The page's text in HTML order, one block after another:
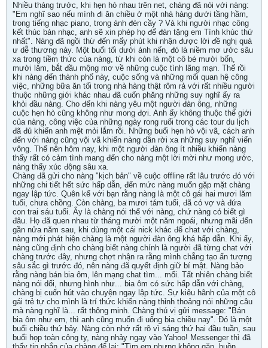
Nhiều tháng trước, khi hẹn hò nhau trên net, chàng đã nói với nàng:
"Em nghĩ sao nếu mình đi ăn chiều ở một nhà hàng dưới tầng hầm,
trong tiếng nhạc piano, trong ánh đèn cầy ? Và khi người nhạc công
kết thúc bản nhạc, anh sẽ xin phép họ để đàn tặng em Tình khúc thứ
nhất". Nàng đã ngồi thừ đến mấy phút khi nhận được lời đề nghị quá
ư dễ thương này. Một buổi tối dưới ánh nến, đó là niềm mơ ước sâu
xa trong tiềm thức của nàng, từ khi còn là một cô bé mười bốn,
mười lăm, bắt đầu mộng mơ về những cuộc tình lãng mạn. Thế rồi
khi nàng đến thành phố này, cuộc sống và những mối quan hệ công
việc, những bữa ăn tối trong nhà hàng thật rôm rả với rất nhiều người
thuộc những giới khác nhau đã cuốn phăng những suy nghĩ ấy ra
khỏi đầu nàng. Cho đến khi nàng yêu một người đàn ông, những
cuộc hẹn hò cũng không như mong đợi. Anh ấy không thuộc thế giới
của nàng, công việc của những ngày rong ruổi trong các tour du lịch
đã đủ khiến anh mệt mỏi lắm rồi. Những buổi hẹn hò vội vã, cách anh
đến với nàng cũng vội vã khiến nàng dần rời xa những suy nghĩ viển
vông. Thế nên hôm nay, khi một người đàn ông ít nhiều khiến nàng
thấy rất có cảm tình mang đến cho nàng một lời mời như mong ước,
nàng thấy xúc động sâu xa.
Chàng đã gửi cho nàng "kịch bản" về cuộc offline rất lâu trước đó với
những chi tiết hết sức hấp dẫn, đến mức nàng muốn gặp mặt chàng
ngay lập tức. Quên kể với bạn rằng nàng là một cô gái hai mươi lăm
tuổi, chưa chồng. Còn chàng, ba mươi tám tuổi, đã có vợ và đứa
con trai sáu tuổi. Ấy là chàng nói thế với nàng, chứ nàng có biết gì
đâu. Họ đã quen nhau từ tháng mười một năm ngoái, nhưng mãi đến
gần nửa năm sau, khi dùng một cái nick khác để chat với chàng,
nàng mới phát hiện chàng là một người đàn ông khá hấp dẫn. Khi ấy,
nàng cũng định cho chàng biết nàng chính là người đã từng chat với
chàng trước đây, nhưng chợt nhận ra rằng mình chẳng tạo ấn tượng
sâu sắc gì trước đó, nên nàng đã quyết định giữ bí mật. Nàng bảo
rằng nàng bán bia ôm, lên mạng chat tìm... mối. Tất nhiên chàng biết
nàng nói dối, nhưng hình như... bia ôm có sức hấp dẫn với chàng,
chàng bị cuốn hút vào chuyện ngay lập tức. Sự kiêu hãnh của một cô
gái trẻ tự cho mình là trí thức khiến nàng thỉnh thoảng nói những câu
mà nàng nghĩ là... rất thông minh. Chàng thú vị gửi message: "Bán
bia ôm như em, thì anh cũng muốn đi uống bia chiều nay". Đó là một
buổi chiều thứ bảy. Nàng còn nhớ rất rõ vì sáng thứ hai đầu tuần, sau
buổi họp toàn công ty, nàng nhảy ngay vào Yahoo! Messenger thì đã